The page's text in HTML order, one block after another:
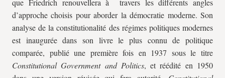
que Friedrich renouvellera à travers les différents angles
d’approche choisis pour aborder la démocratie moderne. Son
analyse de la constitutionalité des régimes politiques modernes
est inaugurée dans son livre le plus connu de politique
comparée, publié une première fois en 1937 sous le titre
Constitutional Government and Politics, et réédité en 1950